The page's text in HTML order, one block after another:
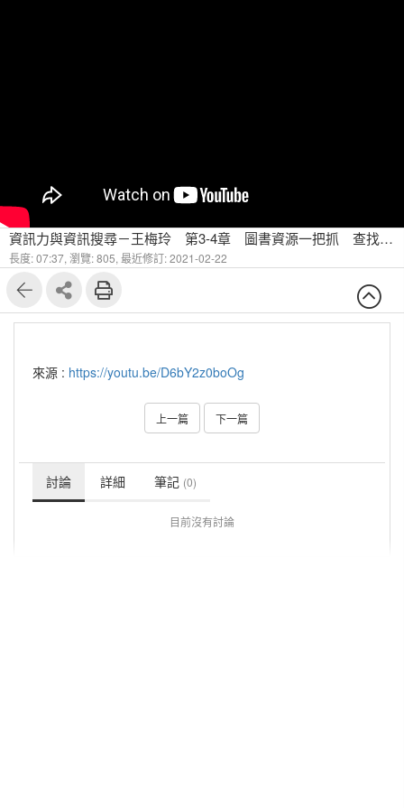
資訊力與資訊搜尋－王梅玲 第3-4章 圖書資源一把抓 查找全球圖書
長度: 07:37, 瀏覽: 805, 最近修訂: 2021-02-22
來源 : https://youtu.be/D6bY2z0boOg
上一篇 下一篇
討論 詳細 筆記 (0)
目前沒有討論